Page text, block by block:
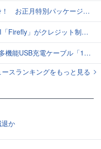
特別パッケージの注文受付開始
有料プランでも画像生成枚数が制限されるように
オクトパスケーブル」【カリスマ店長の一押し】
ースランキングをもっと見る
か